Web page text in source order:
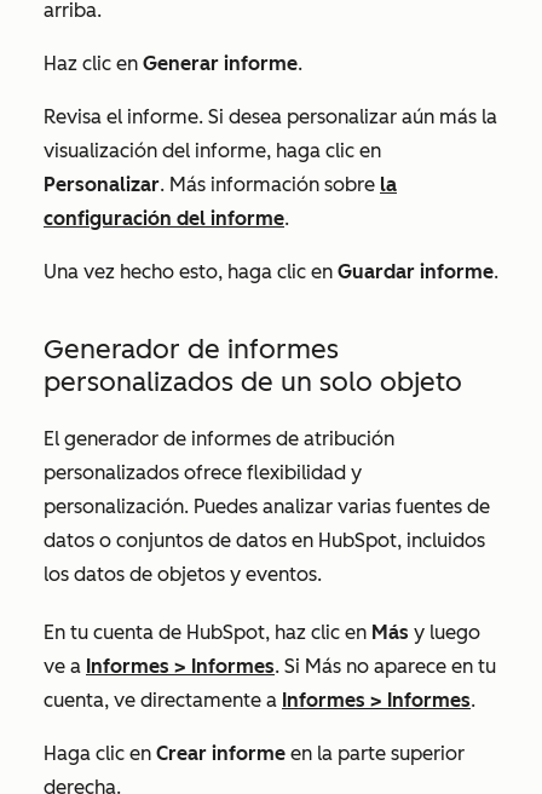
arriba.
Haz clic en Generar informe.
Revisa el informe. Si desea personalizar aún más la
visualización del informe, haga clic en
Personalizar. Más información sobre la
configuración del informe.
Una vez hecho esto, haga clic en Guardar informe.
Generador de informes
personalizados de un solo objeto
El generador de informes de atribución
personalizados ofrece flexibilidad y
personalización. Puedes analizar varias fuentes de
datos o conjuntos de datos en HubSpot, incluidos
los datos de objetos y eventos.
En tu cuenta de HubSpot, haz clic en Más y luego
ve a Informes > Informes. Si Más no aparece en tu
cuenta, ve directamente a Informes > Informes.
Haga clic en Crear informe en la parte superior
derecha.